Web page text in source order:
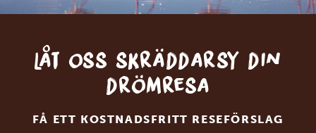
Låt oss skräddarsy din
drömresa
FÅ ETT KOSTNADSFRITT RESEFÖRSLAG